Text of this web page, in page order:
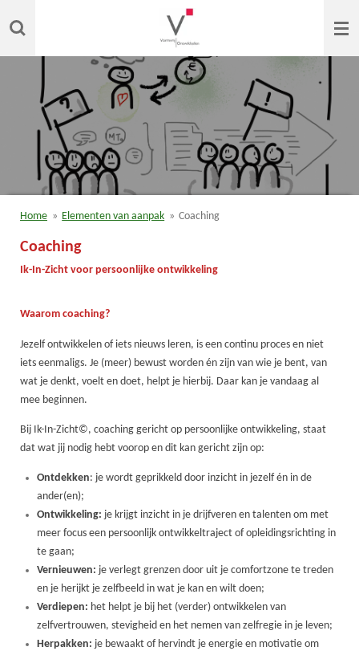
direct
hoofdinhoud
Home » Elementen van aanpak » Coaching
Coaching
Ik-In-Zicht voor persoonlijke ontwikkeling
Waarom coaching?
Jezelf ontwikkelen of iets nieuws leren, is een continu proces en niet
iets eenmaligs. Je (meer) bewust worden én zijn van wie je bent, van
wat je denkt, voelt en doet, helpt je hierbij. Daar kan je vandaag al
mee beginnen.
Bij Ik-In-Zicht©, coaching gericht op persoonlijke ontwikkeling, staat
dat wat jij nodig hebt voorop en dit kan gericht zijn op:
Ontdekken: je wordt geprikkeld door inzicht in jezelf én in de
ander(en);
Ontwikkeling: je krijgt inzicht in je drijfveren en talenten om met
meer focus een persoonlijk ontwikkeltraject of opleidingsrichting in
te gaan;
Vernieuwen: je verlegt grenzen door uit je comfortzone te treden
en je herijkt je zelfbeeld in wat je kan en wilt doen;
Verdiepen: het helpt je bij het (verder) ontwikkelen van
zelfvertrouwen, stevigheid en het nemen van zelfregie in je leven;
Herpakken: je bewaakt of hervindt je energie en motivatie om